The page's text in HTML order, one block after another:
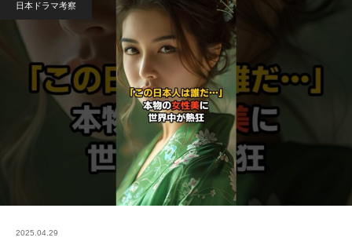
日本ドラマ考察
2025.04.29